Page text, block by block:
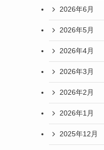
2026年6月
2026年5月
2026年4月
2026年3月
2026年2月
2026年1月
2025年12月